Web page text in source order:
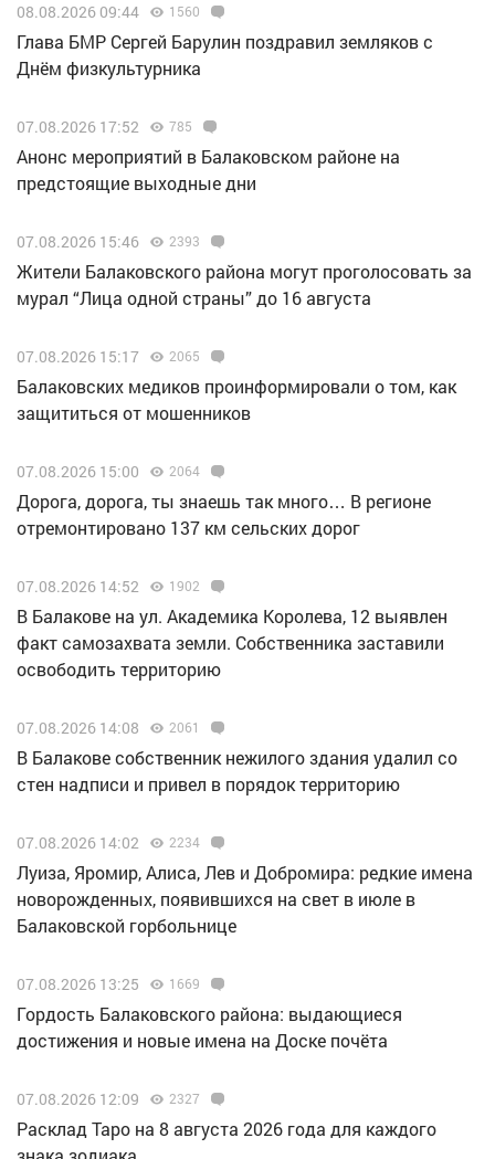
08.08.2026 09:44 1560
Глава БМР Сергей Барулин поздравил земляков с
Днём физкультурника
07.08.2026 17:52 785
Анонс мероприятий в Балаковском районе на
предстоящие выходные дни
07.08.2026 15:46 2393
Жители Балаковского района могут проголосовать за
мурал “Лица одной страны” до 16 августа
07.08.2026 15:17 2065
Балаковских медиков проинформировали о том, как
защититься от мошенников
07.08.2026 15:00 2064
Дорога, дорога, ты знаешь так много… В регионе
отремонтировано 137 км сельских дорог
07.08.2026 14:52 1902
В Балакове на ул. Академика Королева, 12 выявлен
факт самозахвата земли. Собственника заставили
освободить территорию
07.08.2026 14:08 2061
В Балакове собственник нежилого здания удалил со
стен надписи и привел в порядок территорию
07.08.2026 14:02 2234
Луиза, Яромир, Алиса, Лев и Добромира: редкие имена
новорожденных, появившихся на свет в июле в
Балаковской горбольнице
07.08.2026 13:25 1669
Гордость Балаковского района: выдающиеся
достижения и новые имена на Доске почёта
07.08.2026 12:09 2327
Расклад Таро на 8 августа 2026 года для каждого